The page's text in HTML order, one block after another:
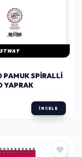
PAMUK SPIRALLI
YAPRAK
İNCELE